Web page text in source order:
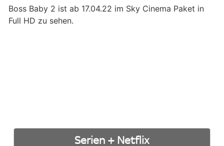
Boss Baby 2 ist ab 17.04.22 im Sky Cinema Paket in
Full HD zu sehen.
Serien + Netflix